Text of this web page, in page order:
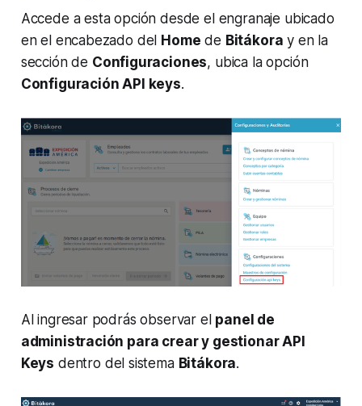
Accede a esta opción desde el engranaje ubicado
en el encabezado del Home de Bitákora y en la
sección de Configuraciones, ubica la opción
Configuración API keys.
Al ingresar podrás observar el panel de
administración para crear y gestionar API
Keys dentro del sistema Bitákora.